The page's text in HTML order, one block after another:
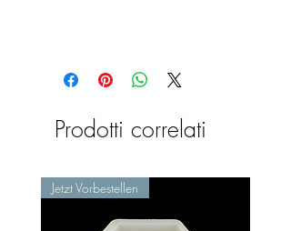
Prodotti correlati
Jetzt Vorbestellen